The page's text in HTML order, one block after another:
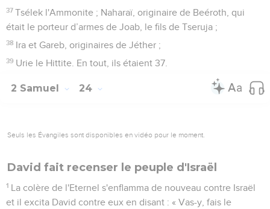
37 Tsélek l'Ammonite ; Naharaï, originaire de Beéroth, qui
était le porteur d’armes de Joab, le fils de Tseruja ;
38 Ira et Gareb, originaires de Jéther ;
39 Urie le Hittite. En tout, ils étaient 37.
2 Samuel 24
Seuls les Évangiles sont disponibles en vidéo pour le moment.
David fait recenser le peuple d'Israël
1 La colère de l'Eternel s'enflamma de nouveau contre Israël
et il excita David contre eux en disant : « Vas-y, fais le